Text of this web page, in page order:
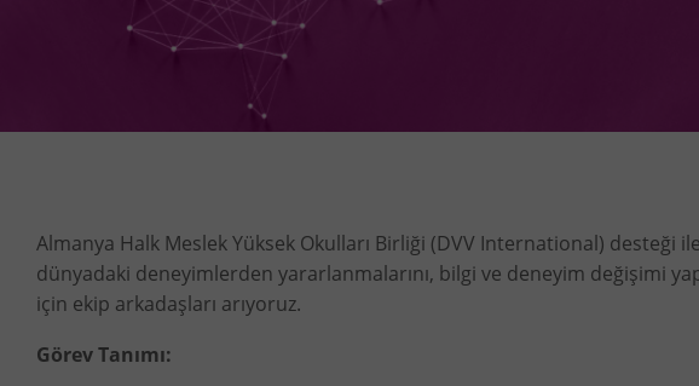
Almanya Halk Meslek Yüksek Okulları Birliği (DVV International) desteği
dünyadaki deneyimlerden yararlanmalarını, bilgi ve deneyim değişimi
için ekip arkadaşları arıyoruz.
Görev Tanımı: